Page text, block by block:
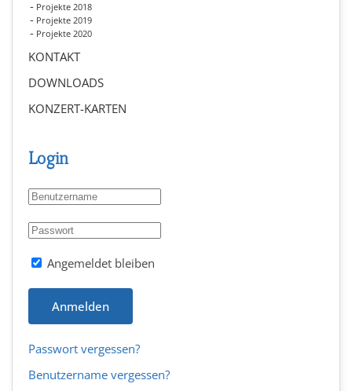
Projekte 2018
Projekte 2019
Projekte 2020
KONTAKT
DOWNLOADS
KONZERT-KARTEN
Login
Angemeldet bleiben
Anmelden
Passwort vergessen?
Benutzername vergessen?